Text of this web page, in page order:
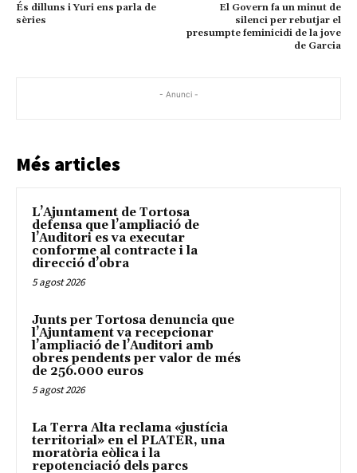
És dilluns i Yuri ens parla de
sèries
El Govern fa un minut de
silenci per rebutjar el
presumpte feminicidi de la jove
de Garcia
- Anunci -
Més articles
L’Ajuntament de Tortosa
defensa que l’ampliació de
l’Auditori es va executar
conforme al contracte i la
direcció d’obra
5 agost 2026
Junts per Tortosa denuncia que
l’Ajuntament va recepcionar
l’ampliació de l’Auditori amb
obres pendents per valor de més
de 256.000 euros
5 agost 2026
La Terra Alta reclama «justícia
territorial» en el PLATER, una
moratòria eòlica i la
repotenciació dels parcs